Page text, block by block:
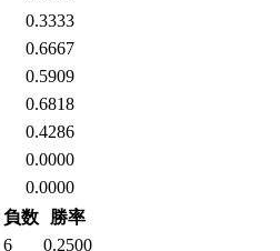
0.3333
0.6667
0.5909
0.6818
0.4286
0.0000
0.0000
負数
勝率
6
0.2500